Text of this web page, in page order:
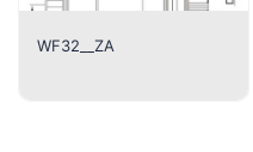
WF32__ZA